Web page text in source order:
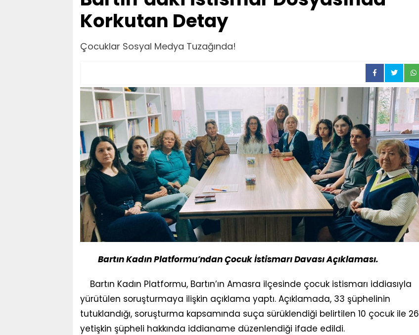
Korkutan Detay
Çocuklar Sosyal Medya Tuzağında!
Bartın Kadın Platformu’ndan Çocuk İstismarı Davası Açıklaması.
Bartın Kadın Platformu, Bartın’ın Amasra ilçesinde çocuk istismarı iddiasıyla
yürütülen soruşturmaya ilişkin açıklama yaptı. Açıklamada, 33 şüphelinin
tutuklandığı, soruşturma kapsamında suça sürüklendiği belirtilen 10 çocuk ile 26
yetişkin şüpheli hakkında iddianame düzenlendiği ifade edildi.